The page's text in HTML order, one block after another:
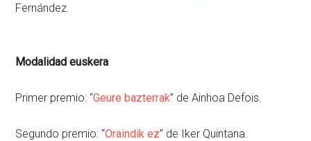
Fernández.
Modalidad euskera
Primer premio: “Geure bazterrak” de Ainhoa Defois.
Segundo premio: “Oraindik ez” de Iker Quintana.